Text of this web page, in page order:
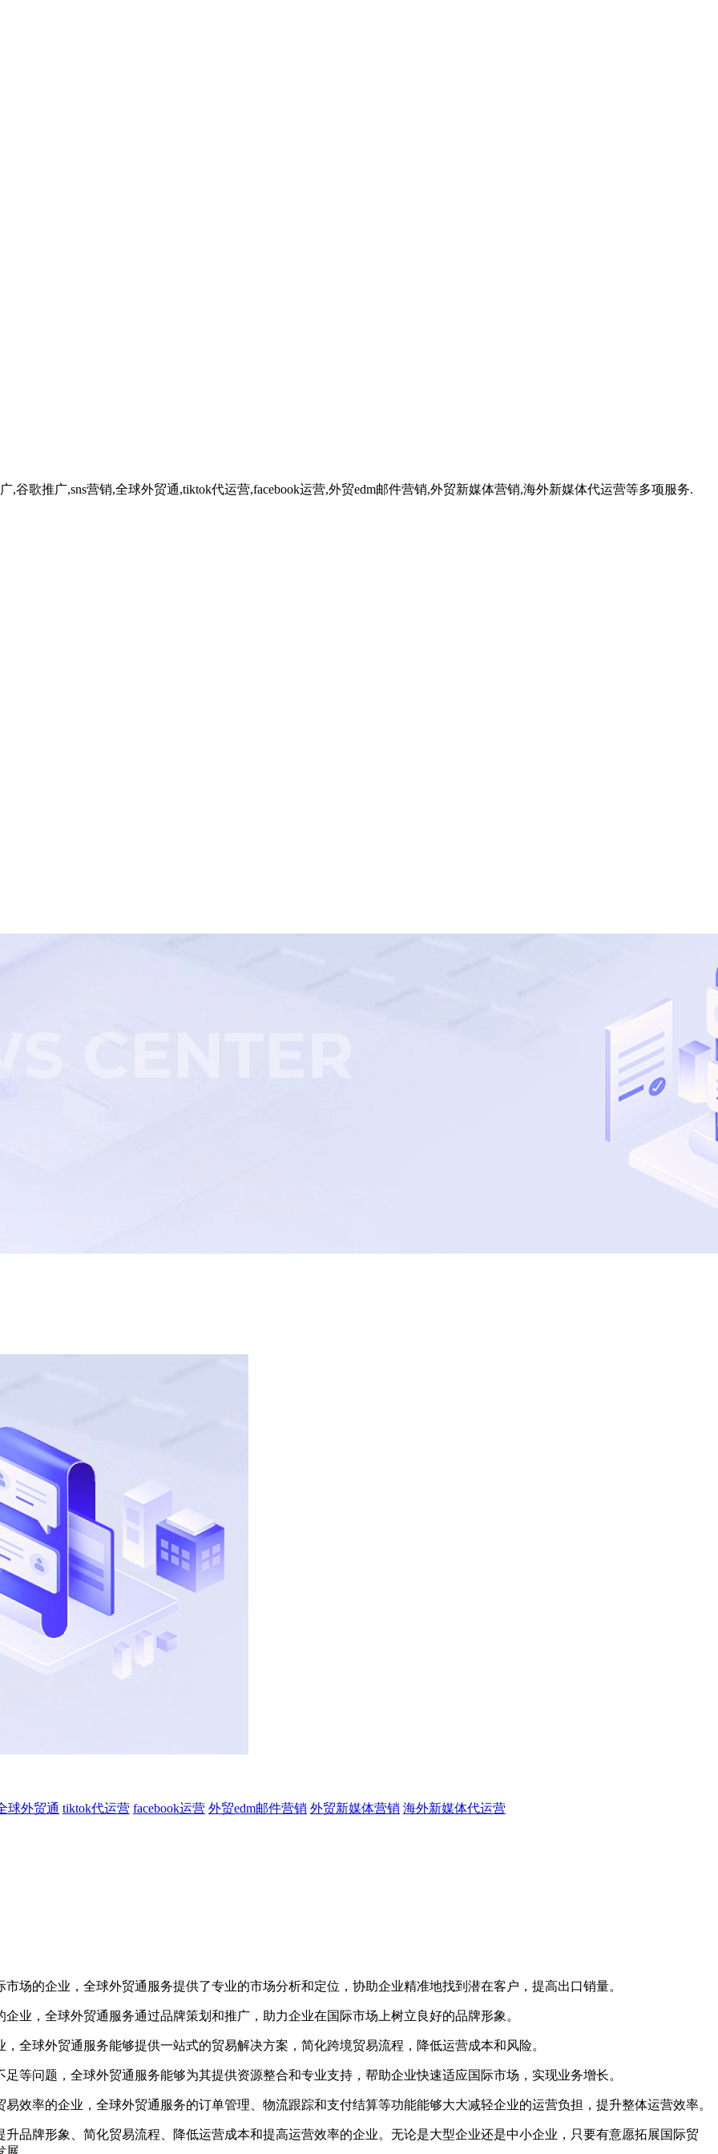
歌推广,sns营销,全球外贸通,tiktok代运营,facebook运营,外贸edm邮件营销,外贸新媒体营销,海外新媒体代运营等多项服务.
球外贸通 tiktok代运营 facebook运营 外贸edm邮件营销 外贸新媒体营销 海外新媒体代运营
的企业，全球外贸通服务提供了专业的市场分析和定位，协助企业精准地找到潜在客户，提高出口销量。
，全球外贸通服务通过品牌策划和推广，助力企业在国际市场上树立良好的品牌形象。
球外贸通服务能够提供一站式的贸易解决方案，简化跨境贸易流程，降低运营成本和风险。
问题，全球外贸通服务能够为其提供资源整合和专业支持，帮助企业快速适应国际市场，实现业务增长。
率的企业，全球外贸通服务的订单管理、物流跟踪和支付结算等功能能够大大减轻企业的运营负担，提升整体运营效率。
牌形象、简化贸易流程、降低运营成本和提高运营效率的企业。无论是大型企业还是中小企业，只要有意愿拓展国际贸
。